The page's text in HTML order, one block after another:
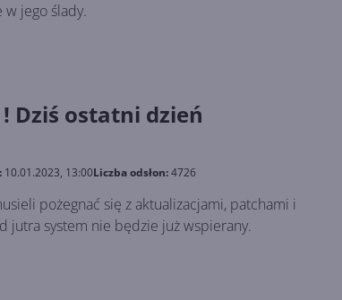
jego ślady.
Dziś ostatni dzień
10.01.2023, 13:00Liczba odsłon:4726
pożegnać się z aktualizacjami, patchami i
jutra system nie będzie już wspierany.